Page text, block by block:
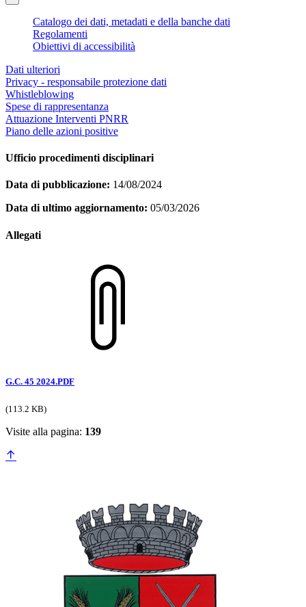
Catalogo dei dati, metadati e della banche dati
Regolamenti
Obiettivi di accessibilità
Dati ulteriori
Privacy - responsabile protezione dati
Whistleblowing
Spese di rappresentanza
Attuazione Interventi PNRR
Piano delle azioni positive
Ufficio procedimenti disciplinari
Data di pubblicazione: 14/08/2024
Data di ultimo aggiornamento: 05/03/2026
Allegati
G.C. 45 2024.PDF
(113.2 KB)
Visite alla pagina: 139